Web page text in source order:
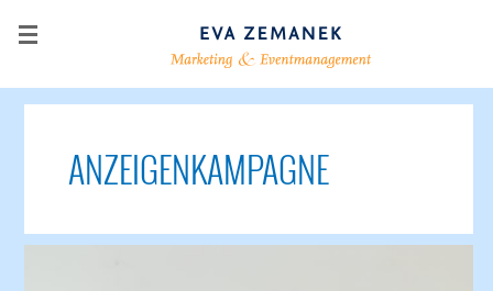
ANZEIGENKAMPAGNE